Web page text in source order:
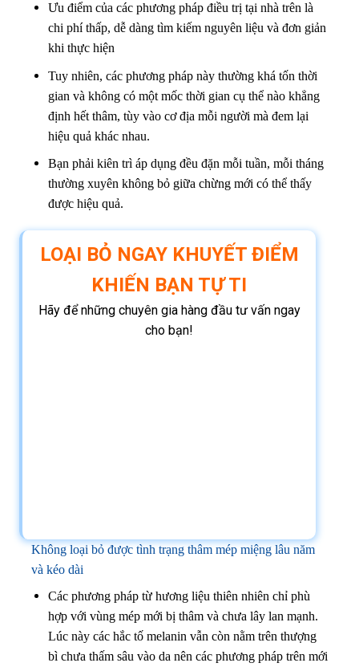
Ưu điểm của các phương pháp điều trị tại nhà trên là
chi phí thấp, dễ dàng tìm kiếm nguyên liệu và đơn giản
khi thực hiện
Tuy nhiên, các phương pháp này thường khá tốn thời
gian và không có một mốc thời gian cụ thể nào khẳng
định hết thâm, tùy vào cơ địa mỗi người mà đem lại
hiệu quả khác nhau.
Bạn phải kiên trì áp dụng đều đặn mỗi tuần, mỗi tháng
thường xuyên không bỏ giữa chừng mới có thể thấy
được hiệu quả.
LOẠI BỎ NGAY KHUYẾT ĐIỂM
KHIẾN BẠN TỰ TI
Hãy để những chuyên gia hàng đầu tư vấn ngay
cho bạn!
Không loại bỏ được tình trạng thâm mép miệng lâu năm
và kéo dài
Các phương pháp từ hương liệu thiên nhiên chỉ phù
hợp với vùng mép mới bị thâm và chưa lây lan mạnh.
Lúc này các hắc tố melanin vẫn còn nằm trên thượng
bì chưa thấm sâu vào da nên các phương pháp trên mới